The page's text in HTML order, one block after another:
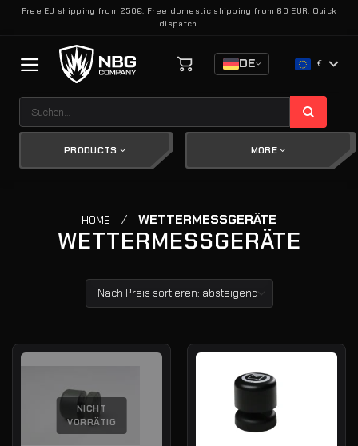
ZumFree EU shipping from 250€. Free domestic shipping from 60 EUR. Quick
dispatch.
DE €
nach:
PRODUCTS MORE
HOME / WETTERMESSGERÄTE
WETTERMESSGERÄTE
NICHT
VORRÄTIG